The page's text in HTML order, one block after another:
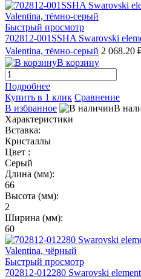
Быстрый просмотр
702812-001SSHA Swarovski
Valentina, тёмно-серый 2 068.20
В корзину
Подробнее
Купить в 1 клик Сравнение
В избранное
В
Характеристики
Вставка:
Кристаллы
Цвет :
Серый
Длина (мм):
66
Высота (мм):
2
Ширина (мм):
60
Быстрый просмотр
702812-012280 Swarovski